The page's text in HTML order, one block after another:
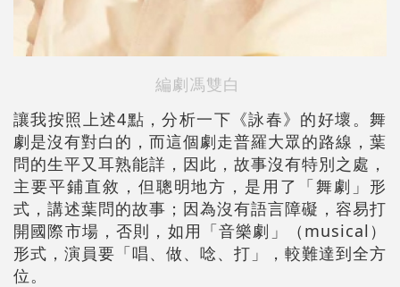
編劇馮雙白
讓我按照上述4點，分析一下《詠春》的好壞。舞
劇是沒有對白的，而這個劇走普羅大眾的路線，葉
問的生平又耳熟能詳，因此，故事沒有特別之處，
主要平鋪直敘，但聰明地方，是用了「舞劇」形
式，講述葉問的故事；因為沒有語言障礙，容易打
開國際市場，否則，如用「音樂劇」（musical）
形式，演員要「唱、做、唸、打」，較難達到全方
位。